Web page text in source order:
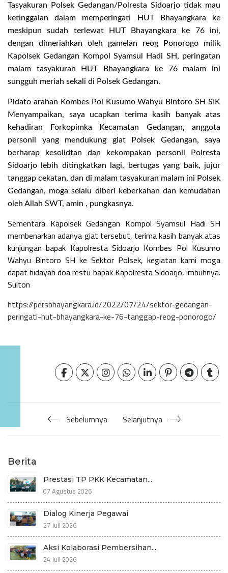
Tasyakuran Polsek Gedangan/Polresta Sidoarjo tidak mau
ketinggalan dalam memperingati HUT Bhayangkara ke
meskipun sudah terlewat HUT Bhayangkara ke 76 ini,
dengan dimeriahkan oleh gamelan reog Ponorogo milik
Kapolsek Gedangan Kompol Syamsul Hadi SH, peringatan
malam tasyakuran HUT Bhayangkara ke 76 malam ini
sungguh meriah sekali di Polsek Gedangan.
Pidato arahan Kombes Pol Kusumo Wahyu Bintoro SH SIK
Menyampaikan, saya ucapkan terima kasih banyak atas
kehadiran Forkopimka Kecamatan Gedangan, anggota
personil yang mendukung giat Polsek Gedangan, saya
berharap kesolidtan dan kekompakan personil Polresta
Sidoarjo lebih ditingkatkan lagi, bertugas yang baik, jujur
tanggap cekatan, dan di malam tasyakuran malam ini Polsek
Gedangan, moga selalu diberi keberkahan dan kemudahan
oleh Allah SWT, amin , pungkasnya.
Sementara Kapolsek Gedangan Kompol Syamsul Hadi SH
membenarkan adanya giat tersebut, terima kasih banyak atas
kunjungan bapak Kapolresta Sidoarjo Kombes Pol Kusumo
Wahyu Bintoro SH ke Sektor Polsek, kegiatan kami moga
dapat hidayah doa restu bapak Kapolresta Sidoarjo, imbuhnya.
Sulton
https://persbhayangkara.id/2022/07/24/sektor-gedangan-
peringati-hut-bhayangkara-ke-76-tanggap-reog-ponorogo/
Sebelumnya Selanjutnya
Berita
Prestasi TP PKK Kecamatan...
07 Agustus 2026
Dialog Kinerja Pegawai
27 Juli 2026
Aksi Kolaborasi Pembersihan...
24 Juli 2026